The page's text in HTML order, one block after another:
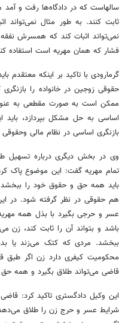
سالهاست که در دادگاه‌ها رفت و آمد
ثابت کنند. به طور مثال
نمی‌تواند اثبات کند که همسرش
فشار که همان مهریه است استفاده
گرمارودی با تاکید بر اینکه معتقدم
حقوقی زوجین در خانواده را
ممکن است به صورت مقطعی به
اساسی به حل مشکل بپردازد،
بازنگری اساسی در نظام مالی
وی در بخش دیگری درباره
تمام مهریه گفت: این موضوع پاک
باید همه حق و حقوق خود را
هم حقوقی در نظر گرفته شود. در
عسر و حرجی بگیرد با بذل همه
باشد و بتواند آن را ثابت کند، زن
ببخشد. مردی که کتک می‌زند یا
محکومیت کیفری دارد زن اگر طبق
قاضی می‌تواند طلاق بگیرد و همه
این وکیل دادگستری تاکید کرد:
شرایط عسر و حرج زن را طلاق